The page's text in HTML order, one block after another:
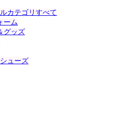
カテゴリすべて
ーム
グッズ
ューズ